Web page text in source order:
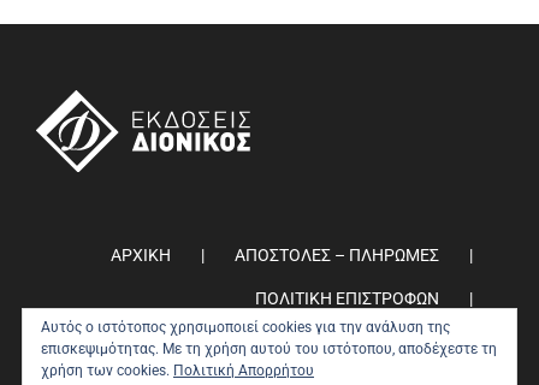
ΑΡΧΙΚΗ ΑΠΟΣΤΟΛΕΣ – ΠΛΗΡΩΜΕΣ
ΠΟΛΙΤΙΚΗ ΕΠΙΣΤΡΟΦΩΝ
ΠΟΛΙΤΙΚΗ ΑΠΟΡΡΗΤΟΥ 0
Αυτός ο ιστότοπος χρησιμοποιεί cookies για την ανάλυση της
επισκεψιμότητας. Με τη χρήση αυτού του ιστότοπου, αποδέχεστε τη
χρήση των cookies. Πολιτική Απορρήτου